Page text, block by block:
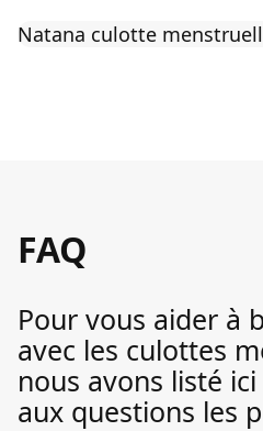
Natana culotte
FAQ
Pour vous aider à
avec les culottes
nous avons listé
aux questions les